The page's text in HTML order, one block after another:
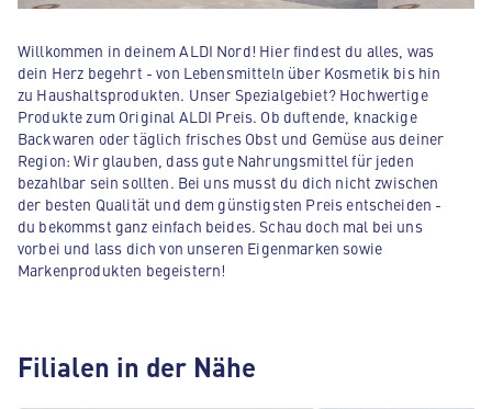
Willkommen in deinem ALDI Nord! Hier findest du alles, was
dein Herz begehrt - von Lebensmitteln über Kosmetik bis hin
zu Haushaltsprodukten. Unser Spezialgebiet? Hochwertige
Produkte zum Original ALDI Preis. Ob duftende, knackige
Backwaren oder täglich frisches Obst und Gemüse aus deiner
Region: Wir glauben, dass gute Nahrungsmittel für jeden
bezahlbar sein sollten. Bei uns musst du dich nicht zwischen
der besten Qualität und dem günstigsten Preis entscheiden -
du bekommst ganz einfach beides. Schau doch mal bei uns
vorbei und lass dich von unseren Eigenmarken sowie
Markenprodukten begeistern!
Filialen in der Nähe